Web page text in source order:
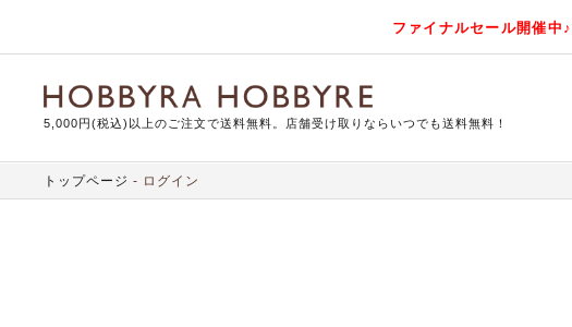
ファイナルセール開催中♪
5,000円(税込)以上のご注文で送料無料。店舗受け取りならいつでも送料無料！
トップページ ログイン